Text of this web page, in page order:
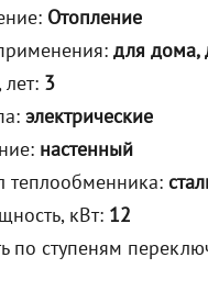
Отопление
для дома,
лет: 3
электрические
настенный
теплообменника:
кВт: 12
по ступеням